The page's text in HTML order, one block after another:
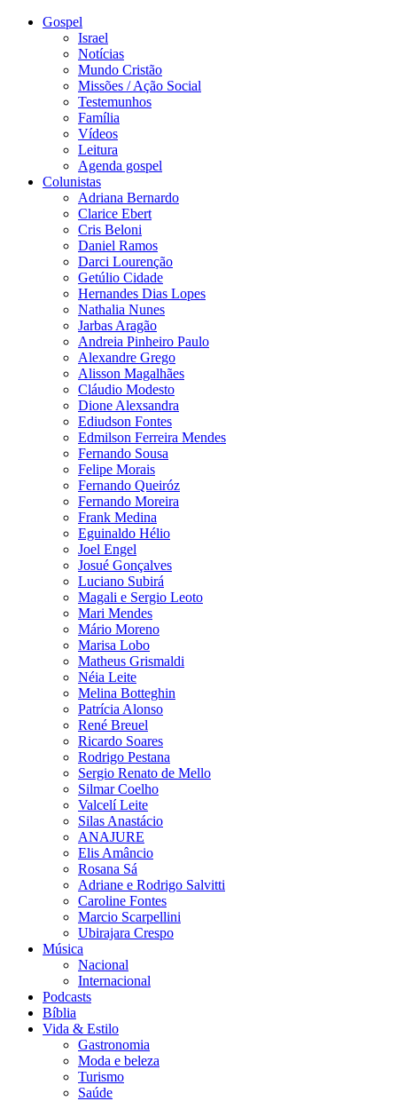
Gospel
Israel
Notícias
Mundo Cristão
Missões / Ação Social
Testemunhos
Família
Vídeos
Leitura
Agenda gospel
Colunistas
Adriana Bernardo
Clarice Ebert
Cris Beloni
Daniel Ramos
Darci Lourenção
Getúlio Cidade
Hernandes Dias Lopes
Nathalia Nunes
Jarbas Aragão
Andreia Pinheiro Paulo
Alexandre Grego
Alisson Magalhães
Cláudio Modesto
Dione Alexsandra
Ediudson Fontes
Edmilson Ferreira Mendes
Fernando Sousa
Felipe Morais
Fernando Queiróz
Fernando Moreira
Frank Medina
Eguinaldo Hélio
Joel Engel
Josué Gonçalves
Luciano Subirá
Magali e Sergio Leoto
Mari Mendes
Mário Moreno
Marisa Lobo
Matheus Grismaldi
Néia Leite
Melina Botteghin
Patrícia Alonso
René Breuel
Ricardo Soares
Rodrigo Pestana
Sergio Renato de Mello
Silmar Coelho
Valcelí Leite
Silas Anastácio
ANAJURE
Elis Amâncio
Rosana Sá
Adriane e Rodrigo Salvitti
Caroline Fontes
Marcio Scarpellini
Ubirajara Crespo
Música
Nacional
Internacional
Podcasts
Bíblia
Vida & Estilo
Gastronomia
Moda e beleza
Turismo
Saúde